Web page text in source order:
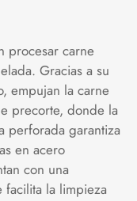
procesar carne
Gracias a su
empujan la carne
precorte, donde la
perforada garantiza
en acero
con una
la limpieza